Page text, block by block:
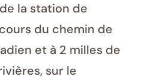
la station de
du chemin de
et à 2 milles de
sur le